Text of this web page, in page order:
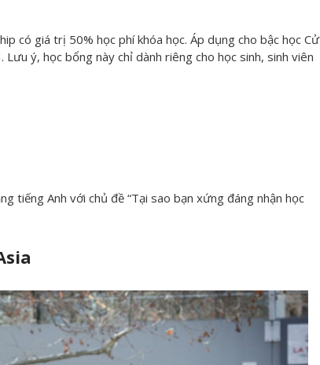
có giá trị 50% học phí khóa học. Áp dụng cho bậc học Cử
ý, học bổng này chỉ dành riêng cho học sinh, sinh viên
tiếng Anh với chủ đề “Tại sao bạn xứng đáng nhận học